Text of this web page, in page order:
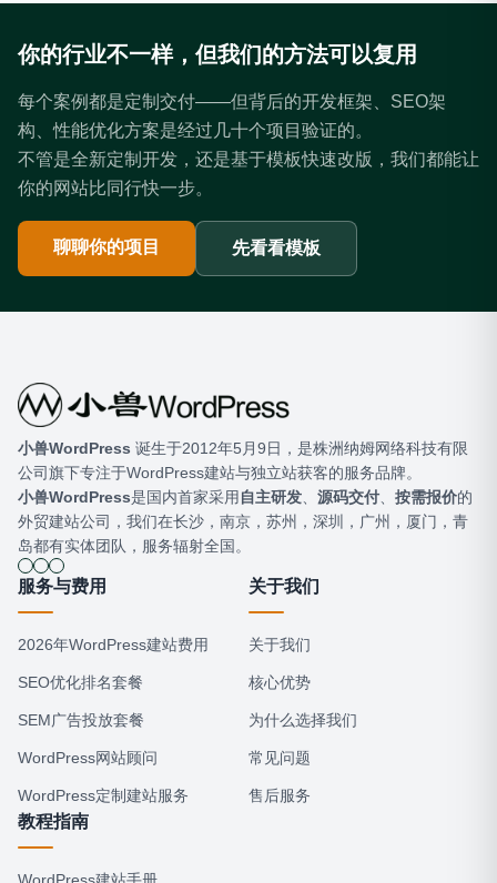
你的行业不一样，但我们的方法可以复用
每个案例都是定制交付——但背后的开发框架、SEO架
构、性能优化方案是经过几十个项目验证的。
不管是全新定制开发，还是基于模板快速改版，我们都能让
你的网站比同行快一步。
聊聊你的项目 先看看模板
小兽WordPress ​ 诞生于2012年5月9日，是株洲纳姆网络科技有限
公司旗下专注于WordPress建站与独立站获客的服务品牌。
小兽WordPress是国内首家采用 自主研发 源码交付 按需报价的
外贸建站公司，我们在长沙，南京，苏州，深圳，广州，厦门，青
岛都有实体团队，服务辐射全国。
服务与费用
2026年WordPress建站费用
SEO优化排名套餐
SEM广告投放套餐
WordPress网站顾问
WordPress定制建站服务
关于我们
关于我们
核心优势
为什么选择我们
常见问题
售后服务
教程指南
WordPress建站手册